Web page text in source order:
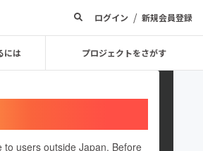
ログイン / 新規会員登録
には プロジェクトをさがす
to users outside Japan. Before